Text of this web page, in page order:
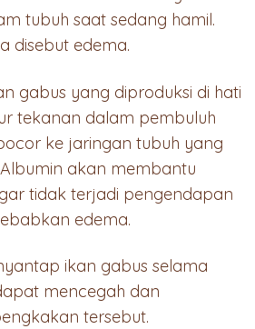
tubuh saat sedang hamil.
disebut edema.
gabus yang diproduksi di hati
tekanan dalam pembuluh
ke jaringan tubuh yang
akan membantu
tidak terjadi pengendapan
edema.
ikan gabus selama
mencegah dan
tersebut.